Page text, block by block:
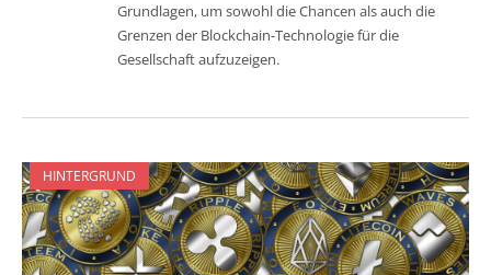
Grundlagen, um sowohl die Chancen als auch die
Grenzen der Blockchain-Technologie für die
Gesellschaft aufzuzeigen.
HINTERGRUND